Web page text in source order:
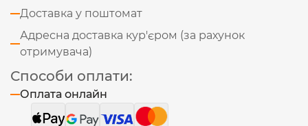
Доставка у поштомат
Адресна доставка кур'єром (за рахунок
отримувача)
Способи оплати:
Оплата онлайн